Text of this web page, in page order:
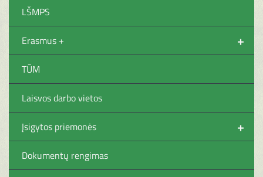
LŠMPS
+
Erasmus +
TŪM
Laisvos darbo vietos
+
Įsigytos priemonės
Dokumentų rengimas